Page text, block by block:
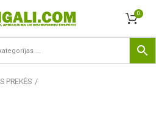
0
PREKĖS